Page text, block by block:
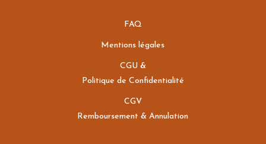
FAQ
Mentions légales
CGU &
Politique de Confidentialité
CGV
Remboursement & Annulation